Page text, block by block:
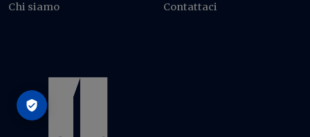
Chi siamo Contattaci